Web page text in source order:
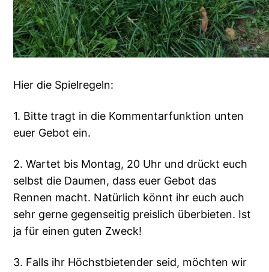
Hier die Spielregeln:
1. Bitte tragt in die Kommentarfunktion unten
euer Gebot ein.
2. Wartet bis Montag, 20 Uhr und drückt euch
selbst die Daumen, dass euer Gebot das
Rennen macht. Natürlich könnt ihr euch auch
sehr gerne gegenseitig preislich überbieten. Ist
ja für einen guten Zweck!
3. Falls ihr Höchstbietender seid, möchten wir